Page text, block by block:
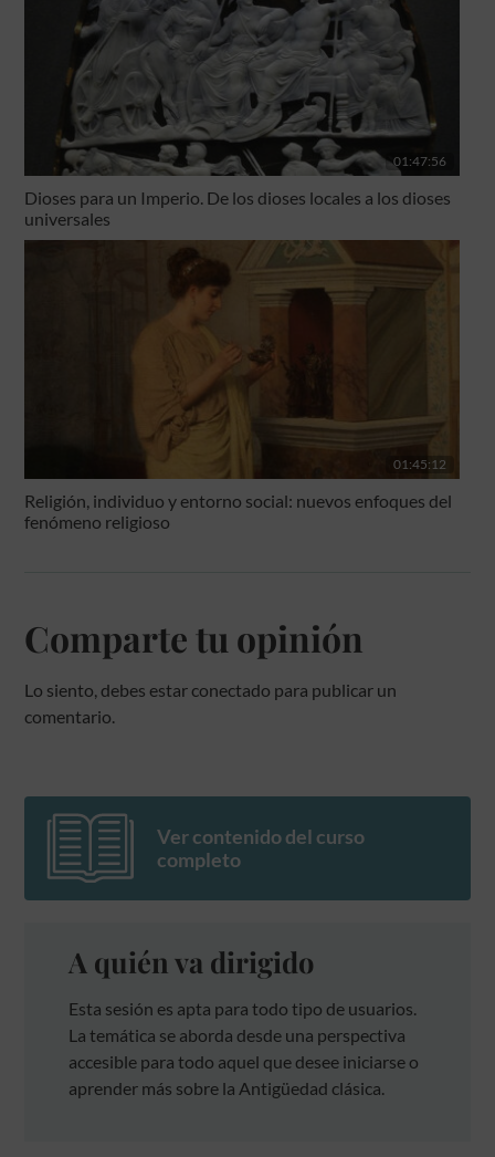
01:47:56
Dioses para un Imperio. De los dioses locales a los dioses
universales
01:45:12
Religión, individuo y entorno social: nuevos enfoques del
fenómeno religioso
Comparte tu opinión
Lo siento, debes estar conectado para publicar un
comentario.
Ver contenido del curso
completo
A quién va dirigido
Esta sesión es apta para todo tipo de usuarios.
La temática se aborda desde una perspectiva
accesible para todo aquel que desee iniciarse o
aprender más sobre la Antigüedad clásica.